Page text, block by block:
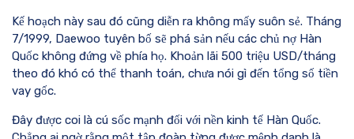
Kế hoạch này sau đó cũng diễn ra không mấy suôn sẻ. Tháng
7/1999, Daewoo tuyên bố sẽ phá sản nếu các chủ nợ Hàn
Quốc không đứng về phía họ. Khoản lãi 500 triệu USD/tháng
theo đó khó có thể thanh toán, chưa nói gì đến tổng số tiền
vay gốc.
Đây được coi là cú sốc mạnh đối với nền kinh tế Hàn Quốc.